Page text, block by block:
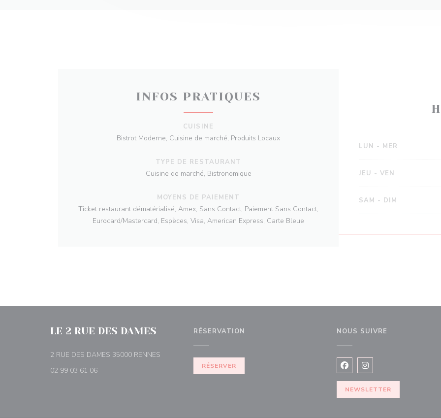
INFOS PRATIQUES
CUISINE
Bistrot Moderne, Cuisine de marché, Produits Locaux
TYPE DE RESTAURANT
Cuisine de marché, Bistronomique
MOYENS DE PAIEMENT
Ticket restaurant dématérialisé, Amex, Sans Contact, Paiement Sans Contact,
Eurocard/Mastercard, Espèces, Visa, American Express, Carte Bleue
LUN - MER
JEU -VEN
SAM - DIM
LE 2 RUE DES DAMES
2 RUE DES DAMES 35000 RENNES
02 99 03 61 06
RÉSERVATION
RÉSERVER
NOUS SUIVRE
Facebook ((ouvre une
Instagram ((ouvre
NEWSLETTER